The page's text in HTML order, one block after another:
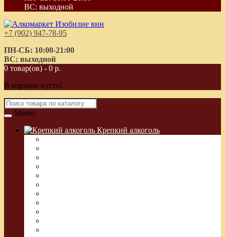
ВС: выходной
+7 (902) 947-78-95
ПН-СБ: 10:00-21:00
ВС: выходной
0 товар(ов) - 0 р.
В корзине пусто!
Меню
Крепкий алкоголь